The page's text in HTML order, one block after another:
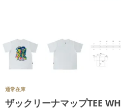
通常在庫
ザックリーナマップTEE WH